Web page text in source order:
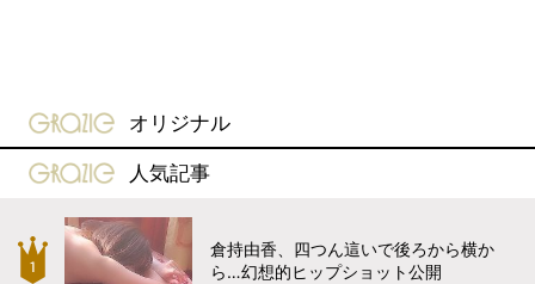
gravure-grazie
オリジナル
gravure-grazie
人気記事
倉持由香、四つん這いで後ろから横か
ら…幻想的ヒップショット公開